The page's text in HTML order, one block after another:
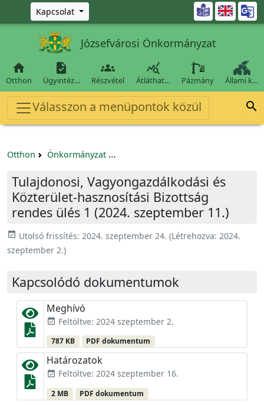
Ugrás a fő tartalomra
Kapcsolat 
Józsefvárosi Önkormányzat

Otthon

Ügyintéz…

Részvétel

Átláthat… Pázmány Állami k…
Válasszon a menüpontok közül 
Otthon Önkormányzat
Tulajdonosi, Vagyongazdálkodási és
Közterület-hasznosítási Bizottság
rendes ülés 1 (2024. szeptember 11.)
event_available Utolsó frissítés: 2024. szeptember 24. (Létrehozva: 2024.
szeptember 2.)
Kapcsolódó dokumentumok
Meghívó
event_available Feltöltve: 2024 szeptember 2.
787 KB PDF dokumentum
Határozatok
event_available Feltöltve: 2024 szeptember 16.
2 MB PDF dokumentum